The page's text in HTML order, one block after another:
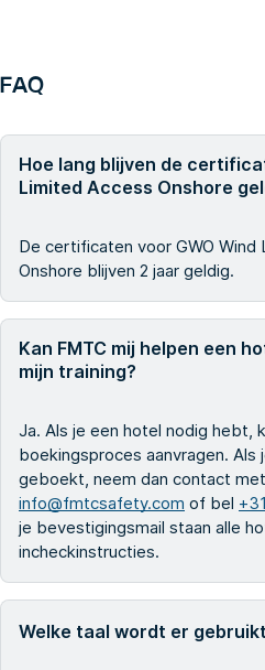
FAQ
Hoe lang blijven de
Limited Access Onshore
De certificaten voor GWO Wind
Onshore blijven 2 jaar geldig.
Kan FMTC mij helpen een
mijn training?
Ja. Als je een hotel nodig hebt,
boekingsproces aanvragen. Als
geboekt, neem dan contact
info@fmtcsafety.com of bel
je bevestigingsmail staan alle
incheckinstructies.
Welke taal wordt er